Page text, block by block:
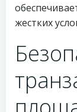
жестких